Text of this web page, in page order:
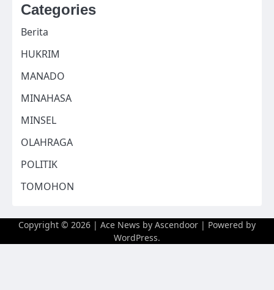
Categories
Berita
HUKRIM
MANADO
MINAHASA
MINSEL
OLAHRAGA
POLITIK
TOMOHON
Copyright © 2026 | Ace News by Ascendoor | Powered by
WordPress.